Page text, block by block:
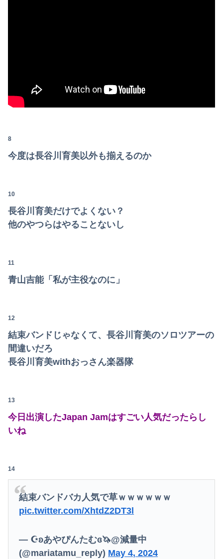
8
今度は長谷川育美以外も揃えるのか
10
長谷川育美だけでよくない？
他のやつらはやることないし
11
青山吉能「私が主役なのに」
12
結束バンドじゃなくて、長谷川育美のソロツアーの
間違いだろ
長谷川育美withおっさん楽器隊
13
今日出演したJapan Jamはすごい人気だったらし
いね
14
結束バンドバカ人気で草ｗｗｗｗｗｗ
pic.twitter.com/XhtdZ2DT3l
— ☪ʚあやぴんたむɞ🦄@減量中
(@mariatamu_reply) May 4, 2024